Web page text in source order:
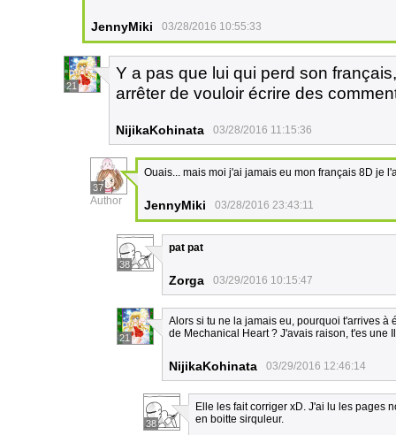
JennyMiki 03/28/2016 10:55:33
21
Y a pas que lui qui perd son
arrêter de vouloir écrire des
NijikaKohinata 03/28/2016 11:15:36
37
Author
Ouais... mais moi j'ai jamais eu mon français 8D je
JennyMiki 03/28/2016 23:43:11
38
pat pat
Zorga 03/29/2016 10:15:47
21
Alors si tu ne la jamais eu, pourquoi t'arrives
de Mechanical Heart ? J'avais raison, t'es une
NijikaKohinata 03/29/2016 12:46:14
38
Elle les fait corriger xD. J'ai lu les pages
en boitte sirquleur.